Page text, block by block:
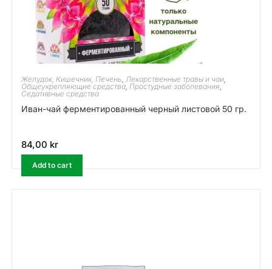
Желудок, Кишечник, Печень, Лекарственные травы и чаи,
Общеукрепляющие средства, Простудные заболевания,
Седативные средства
Иван-чай ферментированный черный листовой 50 гр.
84,00 kr
Add to cart